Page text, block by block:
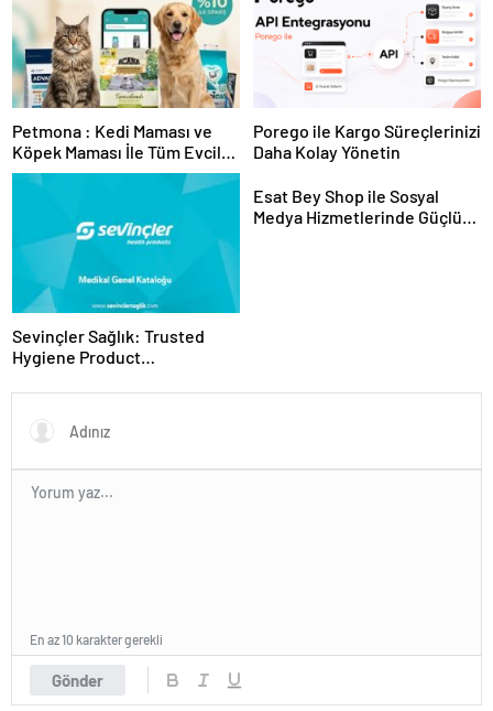
Petmona : Kedi Maması ve
Köpek Maması İle Tüm Evcil
Hayvan Ürünleri
Porego ile Kargo Süreçlerinizi
Daha Kolay Yönetin
Sevinçler Sağlık: Trusted
Hygiene Product
Esat Bey Shop ile Sosyal
Medya Hizmetlerinde Güçlü
Gönder
En az 10 karakter gerekli